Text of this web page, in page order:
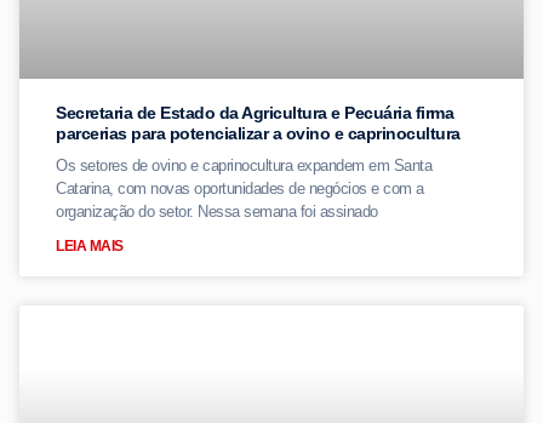
Secretaria de Estado da Agricultura e Pecuária firma
parcerias para potencializar a ovino e caprinocultura
Os setores de ovino e caprinocultura expandem em Santa
Catarina, com novas oportunidades de negócios e com a
organização do setor. Nessa semana foi assinado
LEIA MAIS